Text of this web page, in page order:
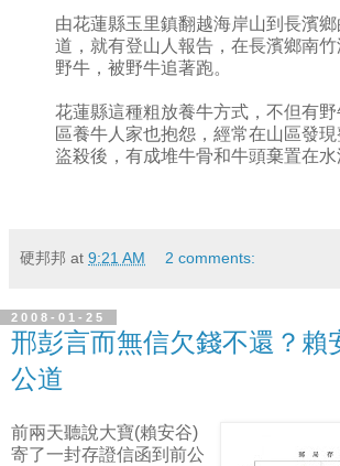
由花蓮縣玉里鎮翻越海岸山到長濱
道，就有登山人報告，在長濱鄉南竹
野牛，被野牛追著跑。
花蓮縣這種粗放養牛方式，不但有
區養牛人家也抱怨，經常在山區發
盜殺後，有成堆牛骨和牛頭棄置在水
硬邦邦 at 9:21 AM 2 comments:
2008-01-25
邢彭言而無信欠錢不還？賴
公道
前兩天聽說大寶(賴安谷)
寄了一封存證信函到前公